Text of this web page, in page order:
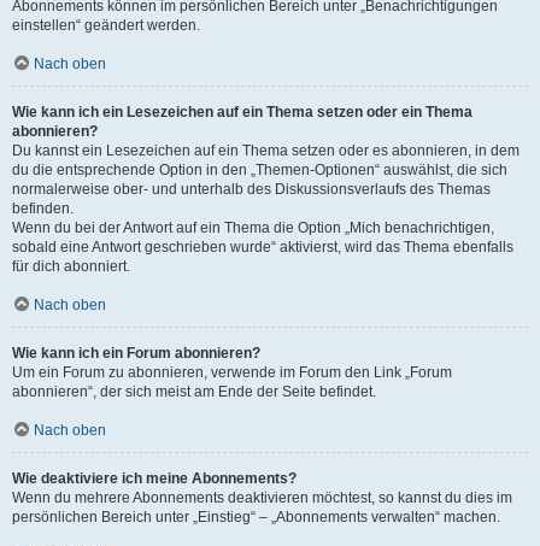
Abonnements können im persönlichen Bereich unter „Benachrichtigungen
einstellen“ geändert werden.
Nach oben
Wie kann ich ein Lesezeichen auf ein Thema setzen oder ein Thema
abonnieren?
Du kannst ein Lesezeichen auf ein Thema setzen oder es abonnieren, in dem
du die entsprechende Option in den „Themen-Optionen“ auswählst, die sich
normalerweise ober- und unterhalb des Diskussionsverlaufs des Themas
befinden.
Wenn du bei der Antwort auf ein Thema die Option „Mich benachrichtigen,
sobald eine Antwort geschrieben wurde“ aktivierst, wird das Thema ebenfalls
für dich abonniert.
Nach oben
Wie kann ich ein Forum abonnieren?
Um ein Forum zu abonnieren, verwende im Forum den Link „Forum
abonnieren“, der sich meist am Ende der Seite befindet.
Nach oben
Wie deaktiviere ich meine Abonnements?
Wenn du mehrere Abonnements deaktivieren möchtest, so kannst du dies im
persönlichen Bereich unter „Einstieg“ – „Abonnements verwalten“ machen.